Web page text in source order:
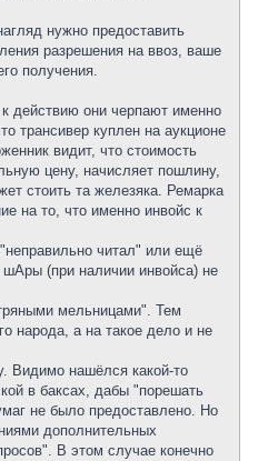
нужно предоставить
разрешения на ввоз, ваше
получения.
действию они черпают именно
трансивер куплен на аукционе
видит, что стоимость
цену, начисляет пошлину,
стоить та железяка. Ремарка
на то, что именно инвойс к
читал" или ещё
(при наличии инвойса) не
мельницами". Тем
народа, а на такое дело и не
Видимо нашёлся какой-то
в баксах, дабы "порешать
не было предоставлено. Но
дополнительных
В этом случае конечно